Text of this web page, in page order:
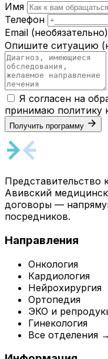
Имя
Телефон
Email (необязательно)
Опишите ситуацию
Я согласен на
принимаю политику
Получить программу
Представительство
Авивский
договоры —
посредников.
Направления
Онкология
Кардиология
Нейрохирургия
Ортопедия
ЭКО и
Гинекология
Все отделения →